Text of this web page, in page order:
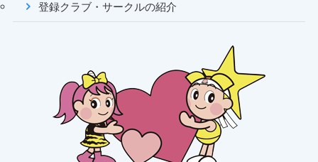
登録クラブ・サークルの紹介